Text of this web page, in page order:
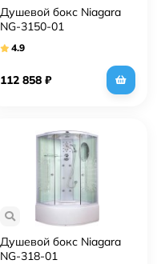
Душевой бокс Niagara
NG-3150-01
4.9
112 858 ₽
Душевой бокс Niagara
NG-318-01